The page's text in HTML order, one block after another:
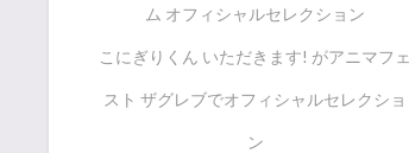
ム オフィシャルセレクション
こにぎりくん いただきます! がアニマフェ
スト ザグレブでオフィシャルセレクショ
ン